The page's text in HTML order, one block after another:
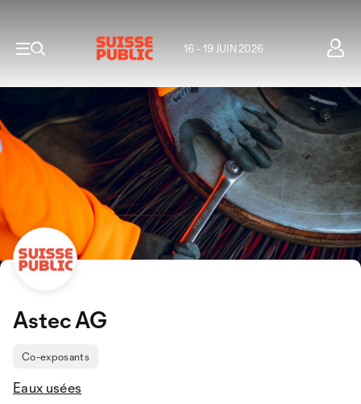
16 - 19 JUIN 2026
Astec AG
Co-exposants
Eaux usées